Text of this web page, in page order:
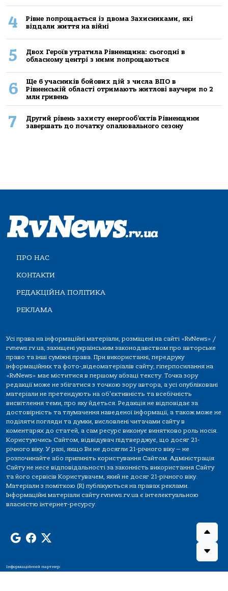
4
Рівне попрощається із двома Захисниками, які
віддали життя на війні
5
Двох Героїв утратила Рівненщина: сьогодні в
обласному центрі з ними попрощаються
6
Ще 6 учасників бойових дій з числа ВПО в
Рівненській області отримають житлові ваучери по 2
млн гривень
7
Другий рівень захисту енергооб’єктів Рівненщини
завершать до початку опалювального сезону
ПРО НАС
КОНТАКТИ
РЕДАКЦІЙНА ПОЛІТИКА
РЕКЛАМА
Усі права на інформаційні матеріали, розміщені на сайті «RvNews» /
rvnews.rv.ua, захищені українським законодавством про авторське
право та інші суміжні права. При використанні, передруку
інформаційних та фото-,відеоматеріалів сайту, гіперпосилання на
«RvNews» має міститися в першому абзаці тексту. Точка зору
редакції може не збігатися з точкою зору автора, а усі опубліковані
матеріали не претендують на об'єктивність та всебічність
висвітлення теми, про яку йдеться. Редакція не відповідає за
достовірність та тлумачення наведеної інформації, а також може не
поділяти погляди та думки, висловлені читачами сайту в
коментарях до статей, а сам ресурс виконує винятково роль носія.
Користуючись Сайтом, відвідувач підтверджує, що досяг 21-
річного віку. У разі, якщо Ви не досягли 21-річного віку — не
розпочинайте або припиніть користування Сайтом. Адміністрація
Сайту не несе відповідальності за законність використання Сайту
та його сервісів Користувачем, який не досяг 21-річного віку.
Матеріали з поміткою (R) публікуються на правах реклами.
Інформаційні матеріали сайту rvnews.rv.ua є інтелектуальною
власністю інтернет-ресурсу.
Інформаційний партнер: